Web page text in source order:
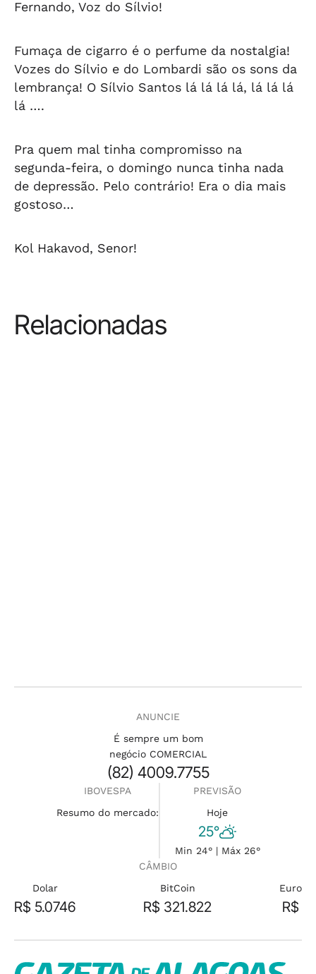
Fernando, Voz do Sílvio!
Fumaça de cigarro é o perfume da nostalgia!
Vozes do Sílvio e do Lombardi são os sons da
lembrança! O Sílvio Santos lá lá lá lá, lá lá lá
lá ….
Pra quem mal tinha compromisso na
segunda-feira, o domingo nunca tinha nada
de depressão. Pelo contrário! Era o dia mais
gostoso…
Kol Hakavod, Senor!
Relacionadas
ANUNCIE
É sempre um bom
negócio COMERCIAL
(82) 4009.7755
IBOVESPA
Resumo do mercado:
PREVISÃO
Hoje
25°
Min 24° | Máx 26°
CÂMBIO
Dolar
R$ 5.0746
BitCoin
R$ 321.822
Euro
R$